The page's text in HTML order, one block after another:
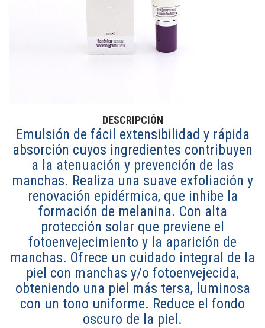
DESCRIPCIÓN
Emulsión de fácil extensibilidad y rápida
absorción cuyos ingredientes contribuyen
a la atenuación y prevención de las
manchas. Realiza una suave exfoliación y
renovación epidérmica, que inhibe la
formación de melanina. Con alta
protección solar que previene el
fotoenvejecimiento y la aparición de
manchas. Ofrece un cuidado integral de la
piel con manchas y/o fotoenvejecida,
obteniendo una piel más tersa, luminosa
con un tono uniforme. Reduce el fondo
oscuro de la piel.